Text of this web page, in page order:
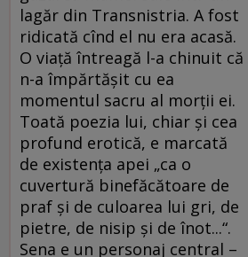
lagăr din Transnistria. A fost
ridicată cînd el nu era acasă.
O viață întreagă l-a chinuit că
n-a împărtășit cu ea
momentul sacru al morții ei.
Toată poezia lui, chiar și cea
profund erotică, e marcată
de existența apei „ca o
cuvertură binefăcătoare de
praf și de culoarea lui gri, de
pietre, de nisip și de înot...“.
Sena e un personaj central –